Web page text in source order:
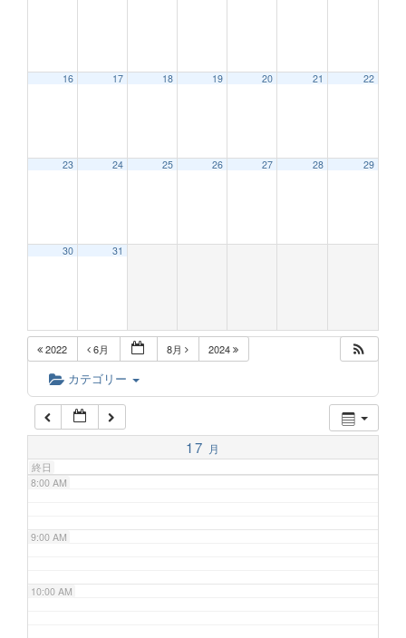
16 17 18 19 20 21 22
23 24 25 26 27 28 29
30 31
2022 6月 8月 2024
カテゴリー
17 月
終日
2:00 AM
6:00 AM
7:00 AM
8:00 AM
9:00 AM
10:00 AM